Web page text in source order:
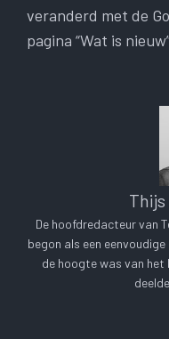
veranderd met de
pagina “Wat is
Thijs
De hoofdredacteur van
begon als een
de hoogte was van